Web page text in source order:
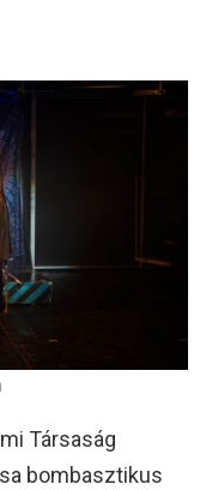
Társaság
bombasztikus